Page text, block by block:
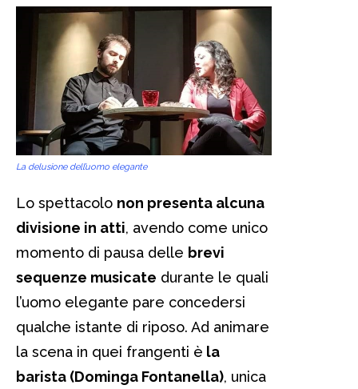
La delusione dell’uomo elegante
Lo spettacolo non presenta alcuna
divisione in atti, avendo come unico
momento di pausa delle brevi
sequenze musicate durante le quali
l’uomo elegante pare concedersi
qualche istante di riposo. Ad animare
la scena in quei frangenti è la
barista (Dominga Fontanella), unica